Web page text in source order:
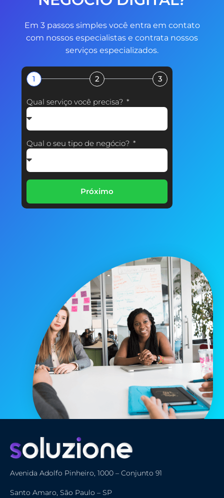
Em 3 passos simples você entra em contato
com nossos especialistas e contrata nossos
serviços especializados.
1 2 3
Qual serviço você precisa?
Qual o seu tipo de negócio?
Próximo
Avenida Adolfo Pinheiro, 1000 – Conjunto 91
Santo Amaro, São Paulo – SP